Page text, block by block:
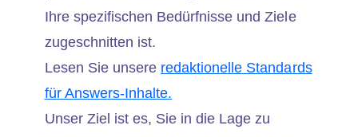
Ihre spezifischen Bedürfnisse und Ziele
zugeschnitten ist.
Lesen Sie unsere redaktionelle Standards
für Answers-Inhalte.
Unser Ziel ist es, Sie in die Lage zu